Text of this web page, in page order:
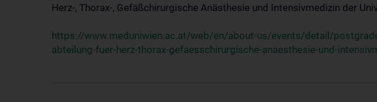
Herz-, Thorax-, Gefäßchirurgische Anästhesie und Intensivmedizin der
https://www.meduniwien.ac.at/web/en/about-us/events/detail/
abteilung-fuer-herz-thorax-gefaesschirurgische-anaesthesie-und-